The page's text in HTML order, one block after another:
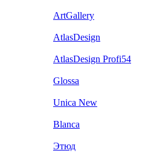
ArtGallery
AtlasDesign
AtlasDesign Profi54
Glossa
Unica New
Blanca
Этюд